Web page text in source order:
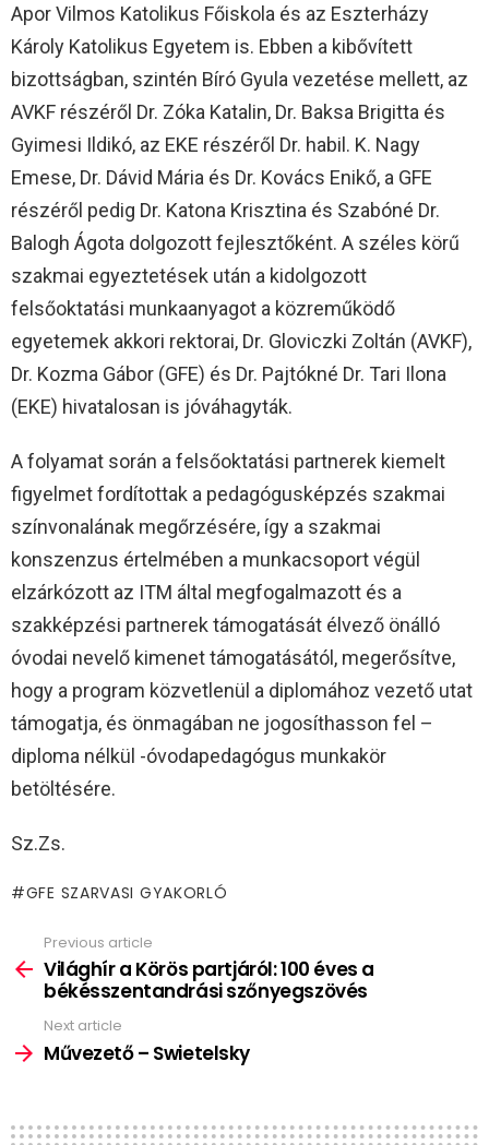
Apor Vilmos Katolikus Főiskola és az Eszterházy
Károly Katolikus Egyetem is. Ebben a kibővített
bizottságban, szintén Bíró Gyula vezetése mellett, az
AVKF részéről Dr. Zóka Katalin, Dr. Baksa Brigitta és
Gyimesi Ildikó, az EKE részéről Dr. habil. K. Nagy
Emese, Dr. Dávid Mária és Dr. Kovács Enikő, a GFE
részéről pedig Dr. Katona Krisztina és Szabóné Dr.
Balogh Ágota dolgozott fejlesztőként. A széles körű
szakmai egyeztetések után a kidolgozott
felsőoktatási munkaanyagot a közreműködő
egyetemek akkori rektorai, Dr. Gloviczki Zoltán (AVKF),
Dr. Kozma Gábor (GFE) és Dr. Pajtókné Dr. Tari Ilona
(EKE) hivatalosan is jóváhagyták.
A folyamat során a felsőoktatási partnerek kiemelt
figyelmet fordítottak a pedagógusképzés szakmai
színvonalának megőrzésére, így a szakmai
konszenzus értelmében a munkacsoport végül
elzárkózott az ITM által megfogalmazott és a
szakképzési partnerek támogatását élvező önálló
óvodai nevelő kimenet támogatásától, megerősítve,
hogy a program közvetlenül a diplomához vezető utat
támogatja, és önmagában ne jogosíthasson fel –
diploma nélkül -óvodapedagógus munkakör
betöltésére.
Sz.Zs.
GFE SZARVASI GYAKORLÓ
more
Previous article
Világhír a Körös partjáról: 100 éves a
békésszentandrási szőnyegszövés
Next article
Művezető – Swietelsky